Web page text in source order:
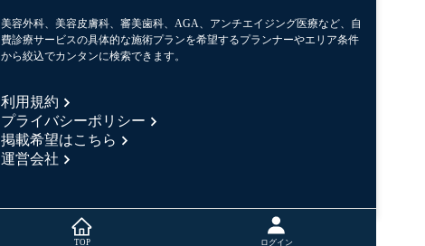
美容外科、美容皮膚科、審美歯科、AGA、アンチエイジング医療など、自
費診療サービスの具体的な施術プランを希望するプランナーやエリア条件
から絞込でカンタンに検索できます。
利用規約
プライバシーポリシー
掲載希望はこちら
運営会社
TOP ログイン